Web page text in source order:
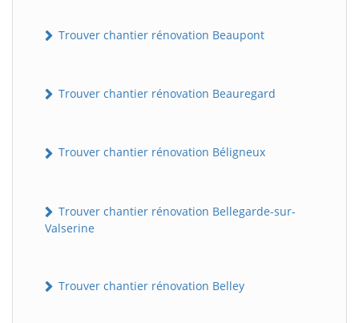
Trouver chantier rénovation Beaupont
Trouver chantier rénovation Beauregard
Trouver chantier rénovation Béligneux
Trouver chantier rénovation Bellegarde-sur-
Valserine
Trouver chantier rénovation Belley